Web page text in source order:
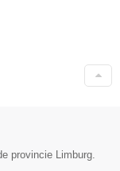
provincie Limburg.